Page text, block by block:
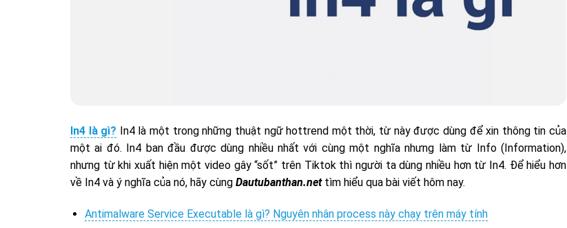
In4 là gì? In4 là một trong những thuật ngữ hottrend một thời, từ này được dùng để xin thông tin của
một ai đó. In4 ban đầu được dùng nhiều nhất với cùng một nghĩa nhưng làm từ Info (Information),
nhưng từ khi xuất hiện một video gây “sốt” trên Tiktok thì người ta dùng nhiều hơn từ In4. Để hiểu hơn
về In4 và ý nghĩa của nó, hãy cùng Dautubanthan.nettìm hiểu qua bài viết hôm nay.
Antimalware Service Executable là gì? Nguyên nhân process này chạy trên máy tính